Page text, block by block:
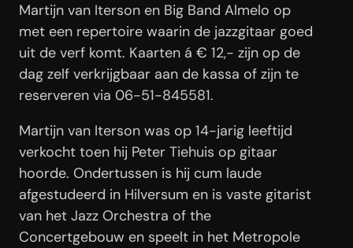
Martijn van Iterson en Big Band Almelo op
met een repertoire waarin de jazzgitaar goed
uit de verf komt. Kaarten á € 12,- zijn op de
dag zelf verkrijgbaar aan de kassa of zijn te
reserveren via 06-51-845581.
Martijn van Iterson was op 14-jarig leeftijd
verkocht toen hij Peter Tiehuis op gitaar
hoorde. Ondertussen is hij cum laude
afgestudeerd in Hilversum en is vaste gitarist
van het Jazz Orchestra of the
Concertgebouw en speelt in het Metropole